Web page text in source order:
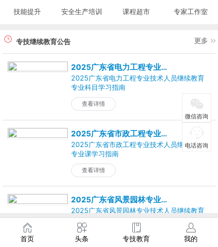
技能提升 安全生产培训 课程超市 专家工作室
更多
专技继续教育公告
2025广东省电力工程专业技术人员继续教育专业科目学习指南
2025广东省电力工程专业技术人员继续教育
专业科目学习指南
查看详情
2025广东省市政工程专业技术人员继续教育专业科目学习指南
2025广东省市政工程专业技术人员继续教育
专业课学习指南
查看详情
2025广东省风景园林专业技术人员继续教育专业科目学习指南
2025广东省风景园林专业技术人员继续教育
专业科目学习指南
查看详情
首页 头条 专技教育 我的
微信咨询
电话咨询